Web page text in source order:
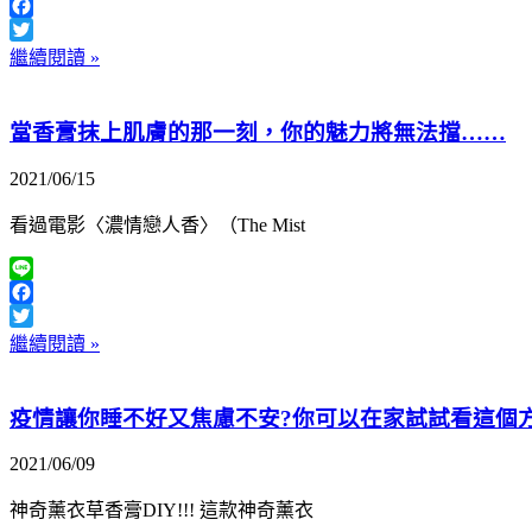
Line
Facebook
Twitter
繼續閱讀 »
當香膏抹上肌膚的那一刻，你的魅力將無法擋……
2021/06/15
看過電影〈濃情戀人香〉（The Mist
Line
Facebook
Twitter
繼續閱讀 »
疫情讓你睡不好又焦慮不安?你可以在家試試看這個
2021/06/09
神奇薰衣草香膏DIY!!! 這款神奇薰衣